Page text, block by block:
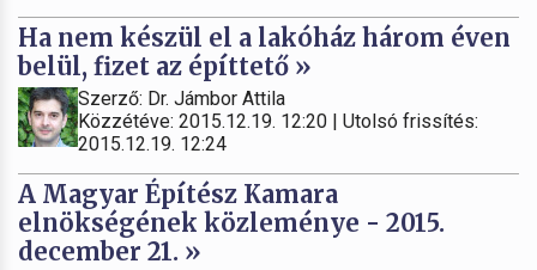
Ha nem készül el a lakóház három éven
belül, fizet az építtető »
Szerző: Dr. Jámbor Attila
Közzétéve: 2015.12.19. 12:20 | Utolsó frissítés:
2015.12.19. 12:24
A Magyar Építész Kamara
elnökségének közleménye - 2015.
december 21. »